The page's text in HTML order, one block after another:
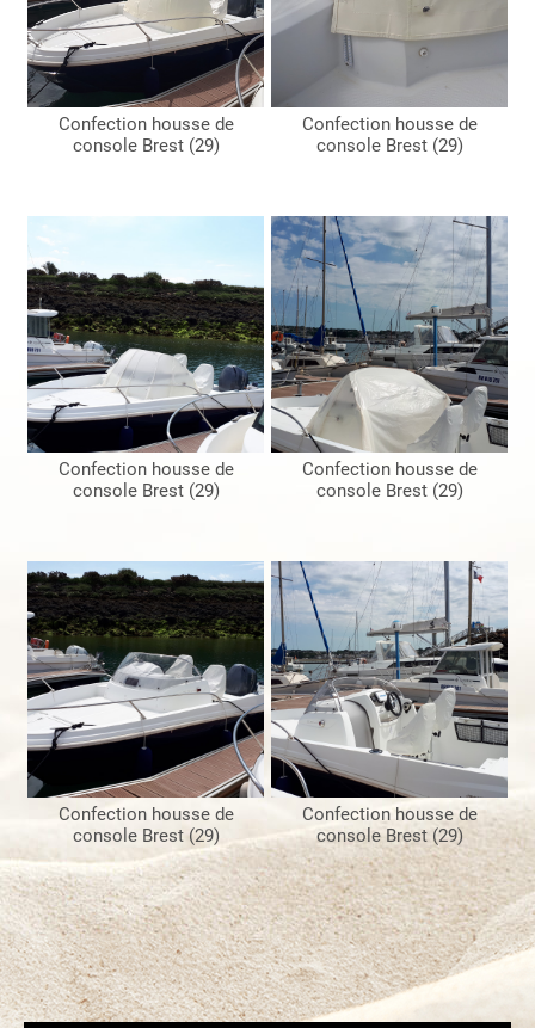
Confection housse de
console Brest (29)
Confection housse de
console Brest (29)
Confection housse de
console Brest (29)
Confection housse de
console Brest (29)
Confection housse de
console Brest (29)
Confection housse de
console Brest (29)